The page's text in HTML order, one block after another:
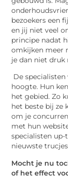
bezoekers een
en jij niet veel
principe nadat
omkijken meer
je dan niet druk
De
hoogte. Hun
het gebied. Zo
het beste bij ze
om je
met hun
specialisten
nieuwste
Mocht je nu
of het effect